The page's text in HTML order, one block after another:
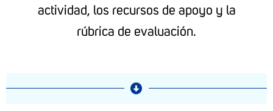
actividad, los recursos de apoyo y la
rúbrica de evaluación.